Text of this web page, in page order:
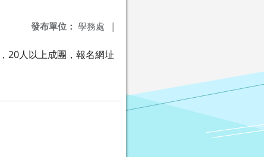
發布單位： 學務處 |
20人以上成團，報名網址